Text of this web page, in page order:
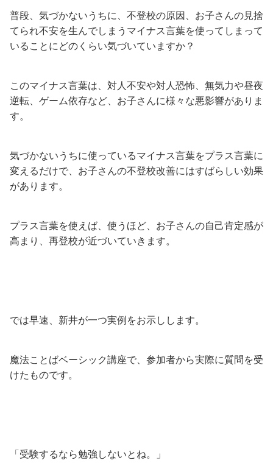
普段、気づかないうちに、不登校の原因、お子さんの見捨
てられ不安を生んでしまうマイナス言葉を使ってしまって
いることにどのくらい気づいていますか？
このマイナス言葉は、対人不安や対人恐怖、無気力や昼夜
逆転、ゲーム依存など、お子さんに様々な悪影響がありま
す。
気づかないうちに使っているマイナス言葉をプラス言葉に
変えるだけで、お子さんの不登校改善にはすばらしい効果
があります。
プラス言葉を使えば、使うほど、お子さんの自己肯定感が
高まり、再登校が近づいていきます。
では早速、新井が一つ実例をお示しします。
魔法ことばベーシック講座で、参加者から実際に質問を受
けたものです。
「受験するなら勉強しないとね。」